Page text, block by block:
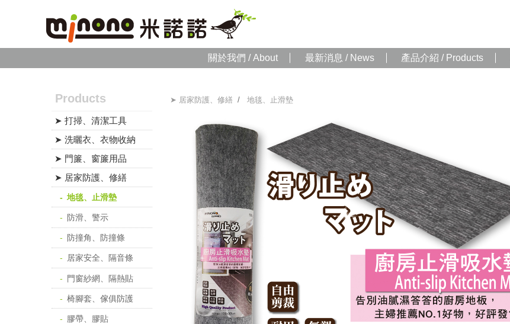
關於我們 / About 最新消息 / News 產品介紹 / Products
Products
➤ 打掃、清潔工具
➤ 洗曬衣、衣物收納
➤ 門簾、窗簾用品
➤ 居家防護、修繕
地毯、止滑墊
防滑、警示
防撞角、防撞條
居家安全、隔音條
門窗紗網、隔熱貼
椅腳套、傢俱防護
膠帶、膠貼
➤ 居家防護、修繕/ 地毯、止滑墊